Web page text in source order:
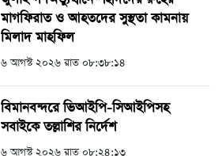
মাগফিরাত ও আহতদের সুস্থতা কামনায়
মিলাদ মাহফিল
৬ আগস্ট ২০২৬ রাত ০৮:৩৮:১৪
বিমানবন্দরে ভিআইপি-সিআইপিসহ
সবাইকে তল্লাশির নির্দেশ
৬ আগস্ট ২০২৬ রাত ০৮:২৪:১৩